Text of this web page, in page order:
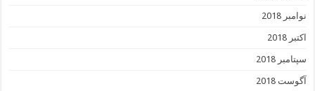
نوامبر 2018
اکتبر 2018
سپتامبر 2018
آگوست 2018